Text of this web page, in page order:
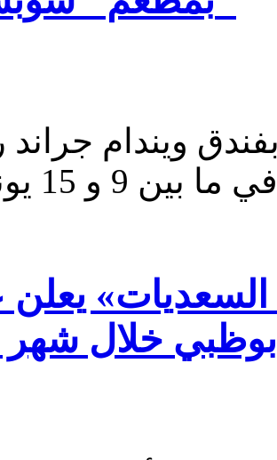
ويندام
خلال